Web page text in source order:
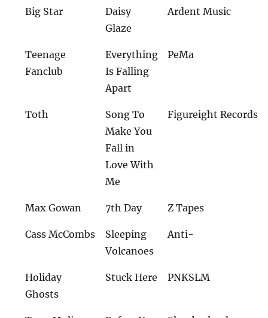
Big Star
Daisy
Glaze
Ardent Music
Teenage
Fanclub
Everything
Is Falling
Apart
PeMa
Toth
Song To
Make You
Fall in
Love With
Me
Figureight Records
Max Gowan 7th Day Z Tapes
Cass McCombs
Sleeping
Volcanoes
Anti-
Holiday
Ghosts
Stuck Here PNKSLM